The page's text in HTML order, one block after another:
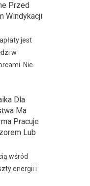
Przed
Windykacji
jest
w
Nie
Dla
Ma
Pracuje
Lub
wśród
energii i